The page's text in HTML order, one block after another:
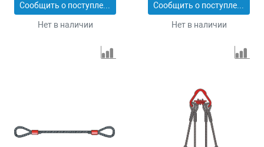
Сообщить о поступлении
Нет в наличии
Сообщить о поступлении
Нет в наличии